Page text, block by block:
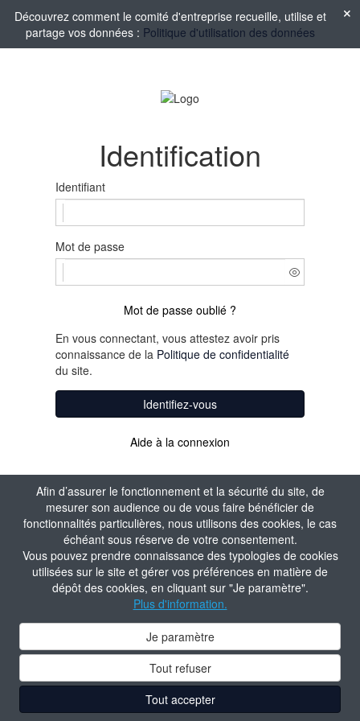
Afin d’assurer le fonctionnement et la sécurité du site, de
mesurer son audience ou de vous faire bénéficier de
fonctionnalités particulières, nous utilisons des cookies, le cas
échéant sous réserve de votre consentement.
Vous pouvez prendre connaissance des typologies de cookies
utilisées sur le site et gérer vos préférences en matière de
dépôt des cookies, en cliquant sur "Je paramètre".
Plus d'information.
Je paramètre
Tout refuser
Tout accepter
Découvrez comment le comité d'entreprise recueille, utilise et
partage vos données : Politique d'utilisation des données
Identification
Identifiant
Mot de passe
Mot de passe oublié ?
En vous connectant, vous attestez avoir pris
connaissance de la Politique de confidentialité
du site.
Identifiez-vous
Aide à la connexion